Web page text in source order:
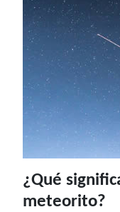
¿Qué
meteorito?